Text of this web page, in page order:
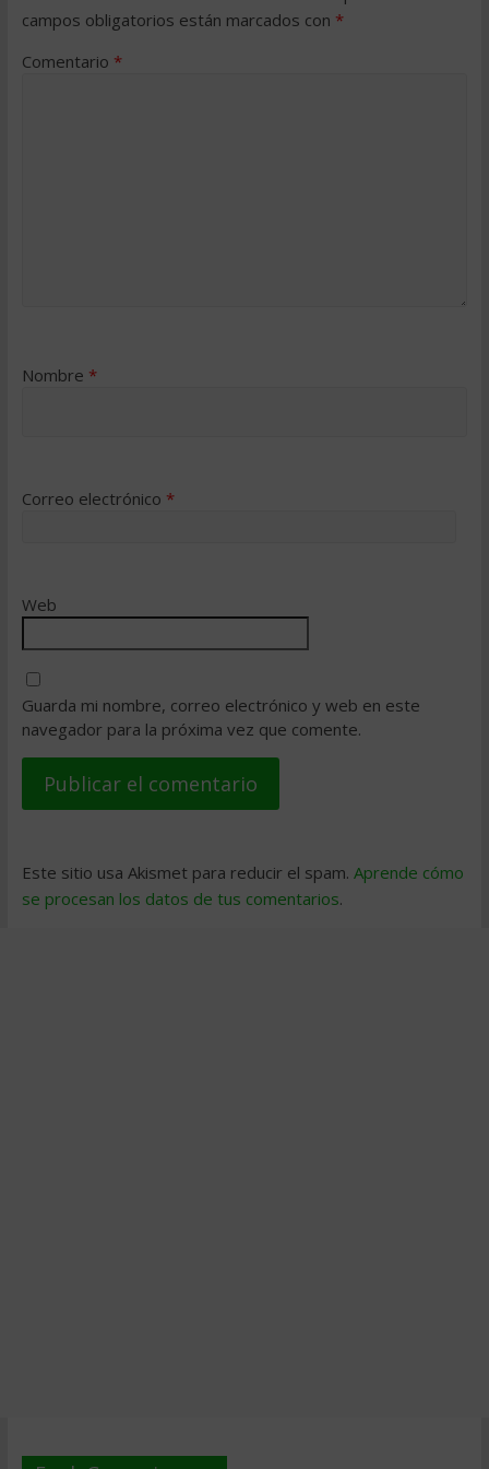
campos obligatorios están marcados con *
Comentario *
Nombre *
Correo electrónico *
Web
Guarda mi nombre, correo electrónico y web en este
navegador para la próxima vez que comente.
Este sitio usa Akismet para reducir el spam. Aprende cómo
se procesan los datos de tus comentarios.